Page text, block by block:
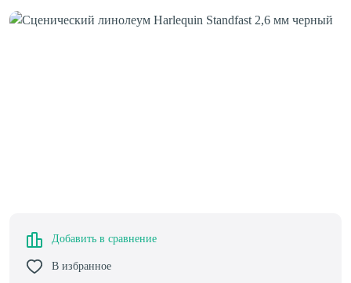
Добавить в сравнение
В избранное